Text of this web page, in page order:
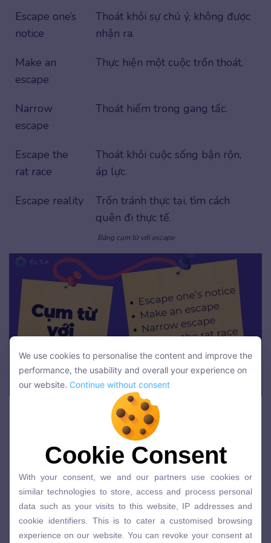
Escape one’s
notice
Thoát khỏi sự chú ý, không được
nhận ra.
Make an
escape
Thực hiện một cuộc trốn thoát.
Narrow
escape
Thoát hiểm trong gang tấc.
Escape the
rat race
Thoát khỏi cuộc sống bận rộn,
áp lực.
Escape reality
Trốn tránh thực tại, tìm cách
quên đi thực tế.
Bảng cụm từ với escape
Cụm từ với escape
Bài tập escape + gì có đáp án
Bài tập 1: Điền từ hoặc cụm từ phù
hợp
Hãy điền dạng đúng củaescapehoặc cụm từ liên
quan vào chỗ trống:
We use cookies to personalise the content and improve the
performance, the usability and overall your experience on
Continue without consent
Cookie Consent
similar technologies to store, access and process personal
data such as your visits to this website, IP addresses and
cookie identifiers. This is to cater a customised browsing
experience on our website. You can revoke your consent at
We use cookies to personalise the content and improve the
performance, the usability and overall your experience on
our website. Continue without consent
Cookie Consent
With your consent, we and our partners use cookies or
similar technologies to store, access and process personal
data such as your visits to this website, IP addresses and
cookie identifiers. This is to cater a customised browsing
experience on our website. You can revoke your consent at